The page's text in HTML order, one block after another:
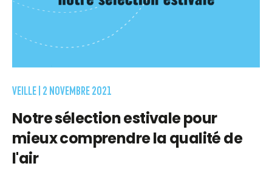
VEILLE | 2 NOVEMBRE 2021
Notre sélection estivale pour
mieux comprendre la qualité de
l'air